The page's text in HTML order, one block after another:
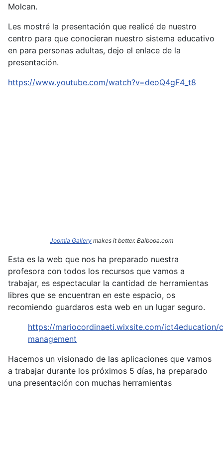
Molcan.
Les mostré la presentación que realicé de nuestro
centro para que conocieran nuestro sistema educativo
en para personas adultas, dejo el enlace de la
presentación.
https://www.youtube.com/watch?v=deoQ4gF4_t8
Joomla Gallery makes it better. Balbooa.com
Esta es la web que nos ha preparado nuestra
profesora con todos los recursos que vamos a
trabajar, es espectacular la cantidad de herramientas
libres que se encuentran en este espacio, os
recomiendo guardaros esta web en un lugar seguro.
https://mariocordinaeti.wixsite.com/ict4education/
management
Hacemos un visionado de las aplicaciones que vamos
a trabajar durante los próximos 5 días, ha preparado
una presentación con muchas herramientas